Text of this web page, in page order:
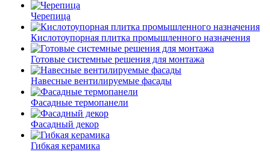
Черепица
Кислотоупорная плитка промышленного назначения
Готовые системные решения для монтажа
Навесные вентилируемые фасады
Фасадные термопанели
Фасадный декор
Гибкая керамика